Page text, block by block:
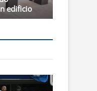
edificio